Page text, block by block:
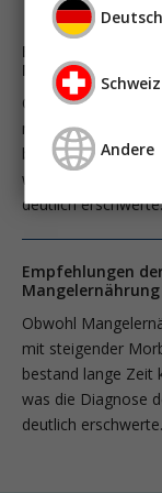
Empfehlungen
Obwohl
mit steigender
bestand lange Zeit
was die Diagnose
deutlich
Empfehlungen
Obwohl
mit steigender
bestand lange Zeit
was die Diagnose
deutlich erschwerte.
Schweiz
Andere